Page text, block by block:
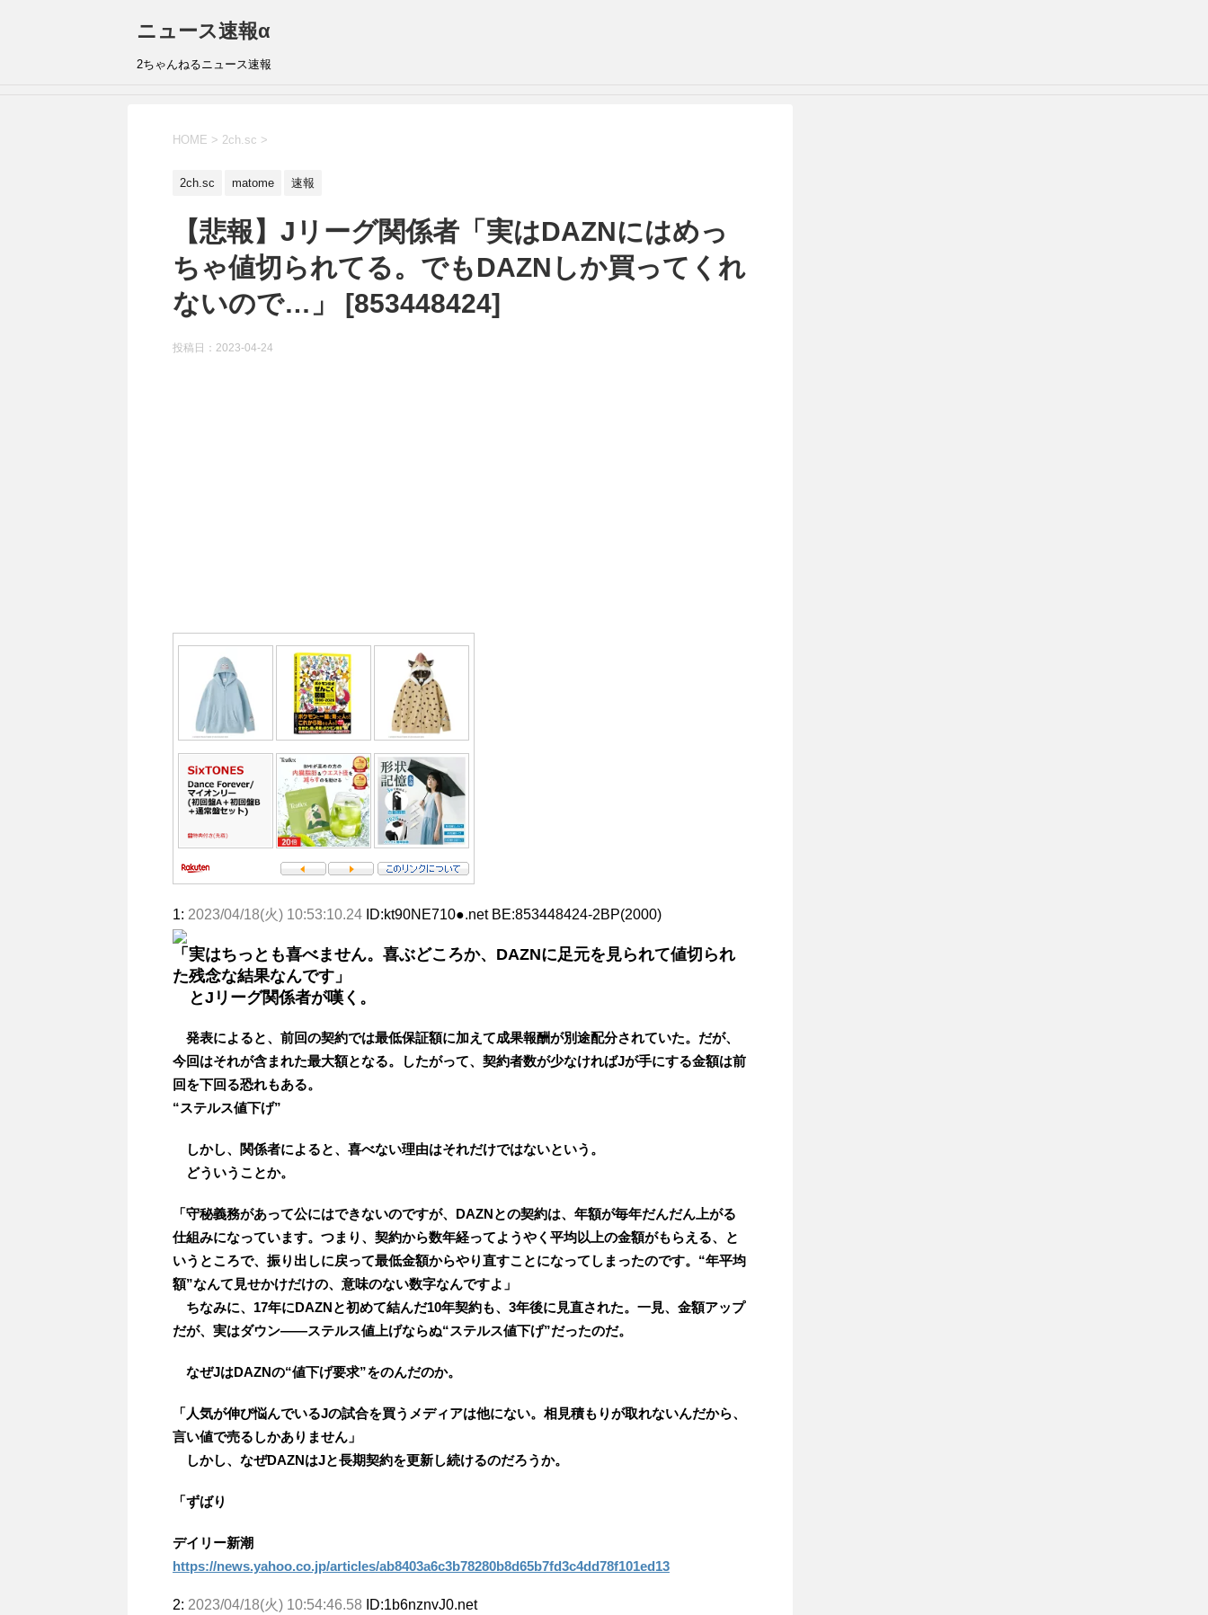
ニュース速報α
2ちゃんねるニュース速報
HOME > 2ch.sc >
2ch.sc matome 速報
【悲報】Jリーグ関係者「実はDAZNにはめっ
ちゃ値切られてる。でもDAZNしか買ってくれ
ないので…」 [853448424]
投稿日： 2023-04-24
1: 2023/04/18(火) 10:53:10.24 ID:kt90NE710●.net BE:853448424-2BP(2000)
「実はちっとも喜べません。喜ぶどころか、DAZNに足元を見られて値切られ
た残念な結果なんです」
とJリーグ関係者が嘆く。
発表によると、前回の契約では最低保証額に加えて成果報酬が別途配分されていた。だが、
今回はそれが含まれた最大額となる。したがって、契約者数が少なければJが手にする金額は前
回を下回る恐れもある。
“ステルス値下げ”
しかし、関係者によると、喜べない理由はそれだけではないという。
どういうことか。
「守秘義務があって公にはできないのですが、DAZNとの契約は、年額が毎年だんだん上がる
仕組みになっています。つまり、契約から数年経ってようやく平均以上の金額がもらえる、と
いうところで、振り出しに戻って最低金額からやり直すことになってしまったのです。“年平均
額”なんて見せかけだけの、意味のない数字なんですよ」
ちなみに、17年にDAZNと初めて結んだ10年契約も、3年後に見直された。一見、金額アップ
だが、実はダウン――ステルス値上げならぬ“ステルス値下げ”だったのだ。
なぜJはDAZNの“値下げ要求”をのんだのか。
「人気が伸び悩んでいるJの試合を買うメディアは他にない。相見積もりが取れないんだから、
言い値で売るしかありません」
しかし、なぜDAZNはJと長期契約を更新し続けるのだろうか。
「ずばり
デイリー新潮
https://news.yahoo.co.jp/articles/ab8403a6c3b78280b8d65b7fd3c4dd78f101ed13
2: 2023/04/18(火) 10:54:46.58 ID:1b6nznvJ0.net